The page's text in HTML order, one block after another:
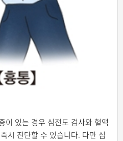
이 있는 경우 심전도 검사와 혈액
시 진단할 수 있습니다. 다만 심